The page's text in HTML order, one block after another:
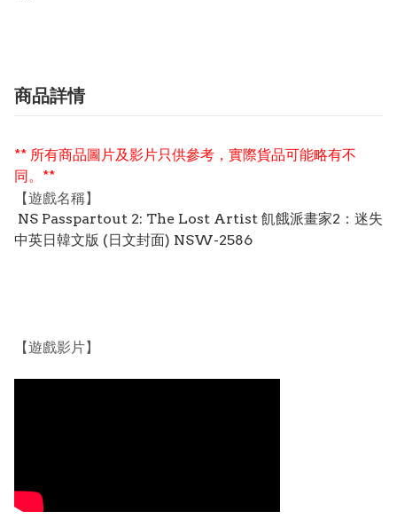
商品詳情
** 所有商品圖片及影片只供參考，實際貨品可能略有不
同。**
【遊戲名稱】
NS Passpartout 2: The Lost Artist 飢餓派畫家2：迷失
中英日韓文版 (日文封面) NSW-2586
【遊戲影片】